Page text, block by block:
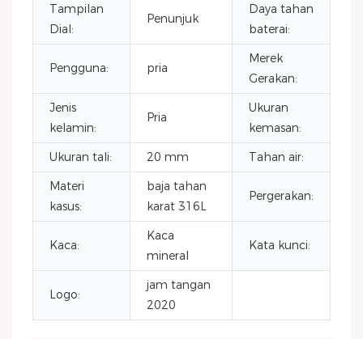
Tampilan
Dial:
Penunjuk
Daya tahan
baterai:
Pengguna: pria
Merek
Gerakan:
Jenis
kelamin:
Pria
Ukuran
kemasan:
Ukuran tali: 20 mm Tahan air:
Materi
kasus:
baja tahan
karat 316L
Pergerakan:
Kaca:
Kaca
mineral
Kata kunci:
Logo:
jam tangan
2020